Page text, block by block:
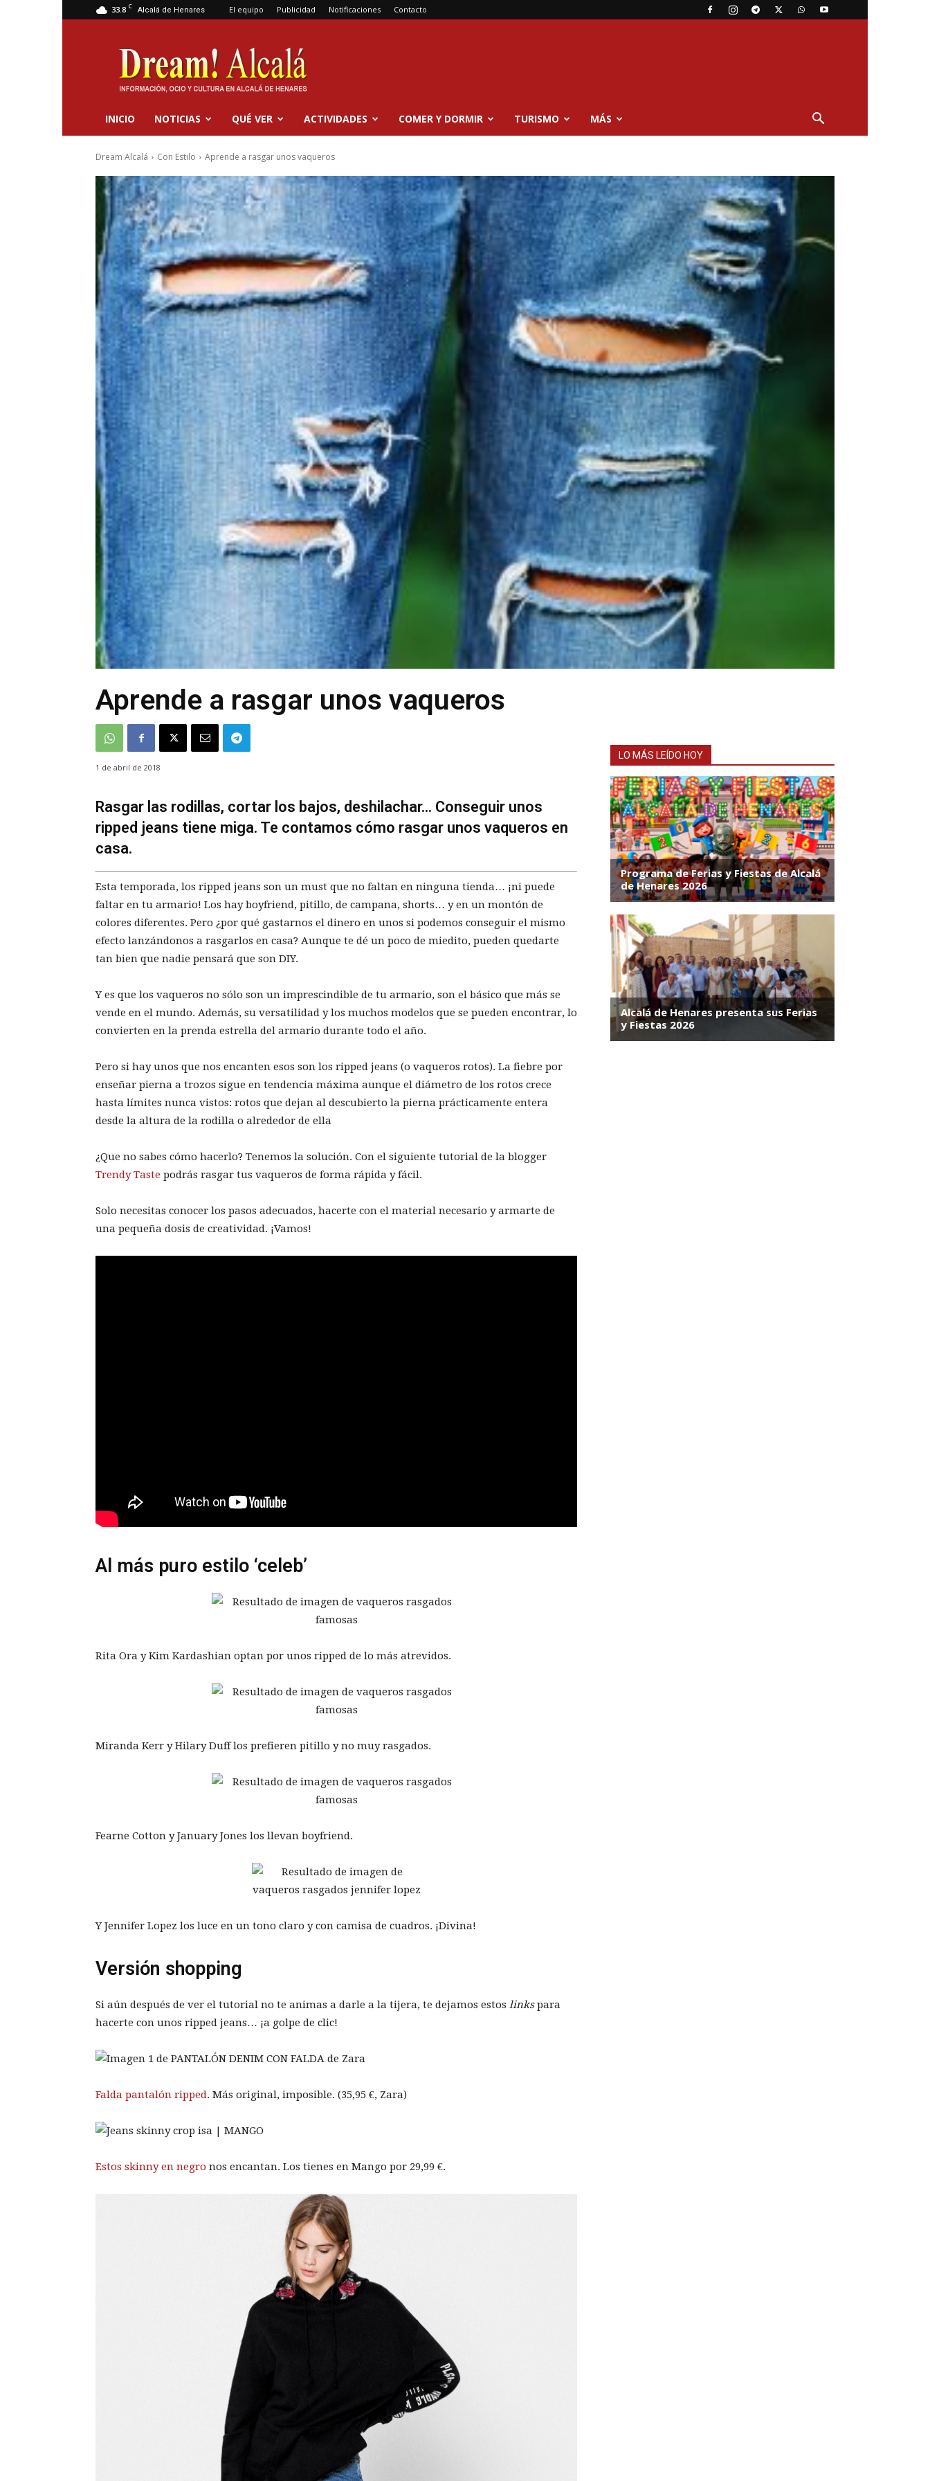
33.8 C Alcalá de Henares El equipo Publicidad Notificaciones Contacto
Dream
Alcalá
INICIO NOTICIAS QUÉ VER ACTIVIDADES COMER Y DORMIR TURISMO MÁS
Dream Alcalá Con Estilo Aprende a rasgar unos vaqueros
Aprende a rasgar unos vaqueros
1 de abril de 2018
Rasgar las rodillas, cortar los bajos, deshilachar... Conseguir unos
ripped jeans tiene miga. Te contamos cómo rasgar unos vaqueros en
casa.
Esta temporada, los ripped jeans son un must que no faltan en ninguna tienda… ¡ni puede
faltar en tu armario! Los hay boyfriend, pitillo, de campana, shorts… y en un montón de
colores diferentes. Pero ¿por qué gastarnos el dinero en unos si podemos conseguir el mismo
efecto lanzándonos a rasgarlos en casa? Aunque te dé un poco de miedito, pueden quedarte
tan bien que nadie pensará que son DIY.
Y es que los vaqueros no sólo son un imprescindible de tu armario, son el básico que más se
vende en el mundo. Además, su versatilidad y los muchos modelos que se pueden encontrar, lo
convierten en la prenda estrella del armario durante todo el año.
Pero si hay unos que nos encanten esos son los ripped jeans (o vaqueros rotos). La fiebre por
enseñar pierna a trozos sigue en tendencia máxima aunque el diámetro de los rotos crece
hasta límites nunca vistos: rotos que dejan al descubierto la pierna prácticamente entera
desde la altura de la rodilla o alrededor de ella
¿Que no sabes cómo hacerlo? Tenemos la solución. Con el siguiente tutorial de la blogger
Trendy Taste podrás rasgar tus vaqueros de forma rápida y fácil.
Solo necesitas conocer los pasos adecuados, hacerte con el material necesario y armarte de
una pequeña dosis de creatividad. ¡Vamos!
Al más puro estilo ‘celeb’
Rita Ora y Kim Kardashian optan por unos ripped de lo más atrevidos.
Miranda Kerr y Hilary Duff los prefieren pitillo y no muy rasgados.
Fearne Cotton y January Jones los llevan boyfriend.
Y Jennifer Lopez los luce en un tono claro y con camisa de cuadros. ¡Divina!
Versión shopping
Si aún después de ver el tutorial no te animas a darle a la tijera, te dejamos estos linkspara
hacerte con unos ripped jeans… ¡a golpe de clic!
Falda pantalón ripped. Más original, imposible. (35,95 €, Zara)
Estos skinny en negro nos encantan. Los tienes en Mango por 29,99 €.
LO MÁS LEÍDO HOY